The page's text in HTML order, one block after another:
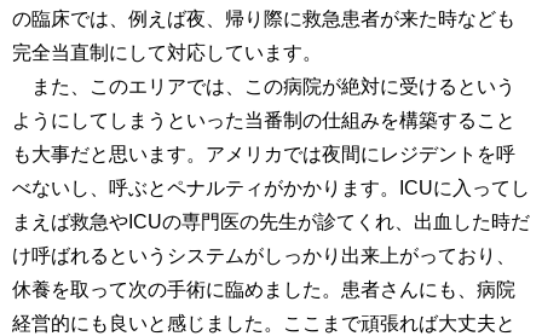
の臨床では、例えば夜、帰り際に救急患者が来た時なども
完全当直制にして対応しています。
また、このエリアでは、この病院が絶対に受けるという
ようにしてしまうといった当番制の仕組みを構築すること
も大事だと思います。アメリカでは夜間にレジデントを呼
べないし、呼ぶとペナルティがかかります。ICUに入ってし
まえば救急やICUの専門医の先生が診てくれ、出血した時だ
け呼ばれるというシステムがしっかり出来上がっており、
休養を取って次の手術に臨めました。患者さんにも、病院
経営的にも良いと感じました。ここまで頑張れば大丈夫と